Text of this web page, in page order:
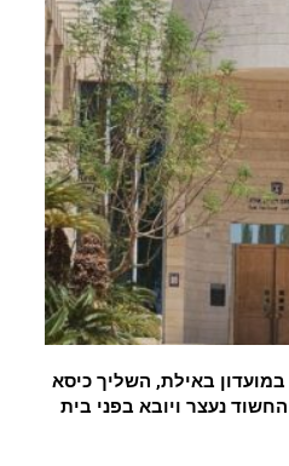
באילת, השליך כיסא
נעצר ויובא בפני בית